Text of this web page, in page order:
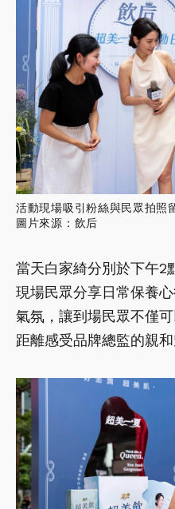
活動現場吸引粉絲與民眾拍照
圖片來源：飲后
當天白家綺分別於下午2
現場民眾分享日常保養
氣氛，讓到場民眾不僅
距離感受品牌總監的親和